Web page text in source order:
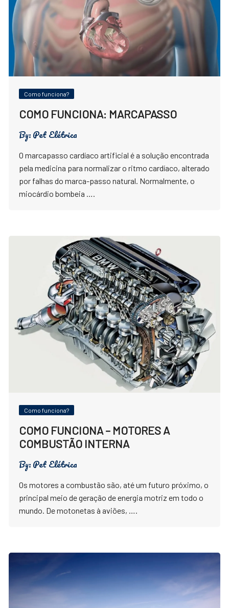
Como funciona?
COMO FUNCIONA: MARCAPASSO
By:Pet Elétrica
O marcapasso cardíaco artificial é a solução encontrada
pela medicina para normalizar o ritmo cardíaco, alterado
por falhas do marca-passo natural. Normalmente, o
miocárdio bombeia ….
Como funciona?
COMO FUNCIONA – MOTORES A
COMBUSTÃO INTERNA
By:Pet Elétrica
Os motores a combustão são, até um futuro próximo, o
principal meio de geração de energia motriz em todo o
mundo. De motonetas à aviões, ….